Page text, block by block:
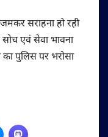
सराहना हो रही
एवं सेवा भावना
पुलिस पर भरोसा